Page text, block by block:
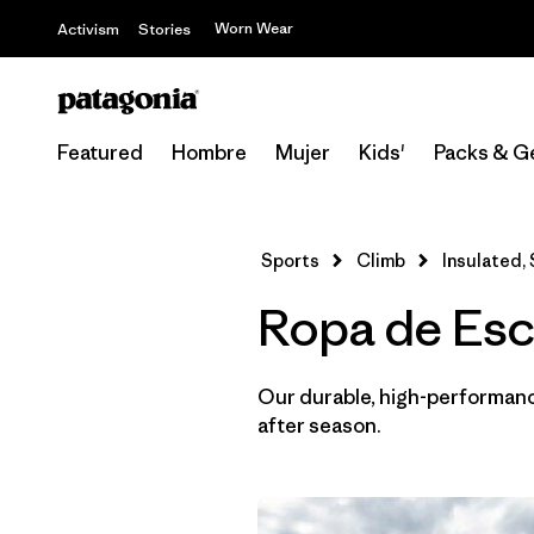
Activism Stories Worn Wear
Featured Hombre Mujer Kids' Packs &
Sports Climb Insulated,
Ropa de
Our durable, high-
after season.